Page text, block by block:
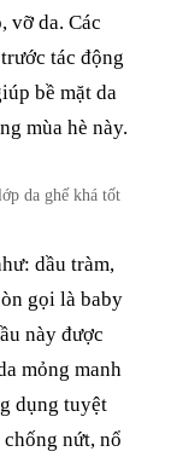
vỡ da. Các
tác động
bề mặt da
mùa hè này.
da ghế khá tốt
dầu tràm,
gọi là baby
này được
mỏng manh
dụng tuyệt
nứt, nổ